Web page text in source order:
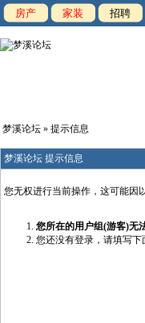
房产 家装 招聘
梦溪论坛 » 提示信息
梦溪论坛 提示信息
您无权进行当前操作，这可能因
您所在的用户组(游客)无
您还没有登录，请填写下